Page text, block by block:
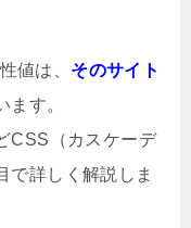
値は、 そのサイト
ます。
CSS（カスケーデ
で詳しく解説しま